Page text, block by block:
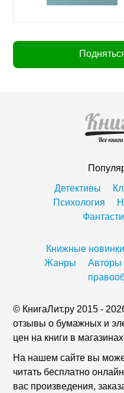
Детективы
Психология
Книжные новинки
Жанры
Авторы
© КнигаЛит.ру 2015 -
отзывы о бумажных и
цен на книги в
На нашем сайте вы
читать бесплатно
вас произведения,